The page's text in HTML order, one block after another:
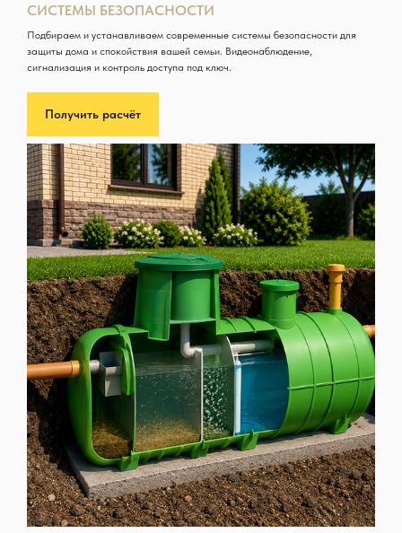
СИСТЕМЫ БЕЗОПАСНОСТИ
Подбираем и устанавливаем современные системы безопасности для
защиты дома и спокойствия вашей семьи. Видеонаблюдение,
сигнализация и контроль доступа под ключ.
Получить расчёт